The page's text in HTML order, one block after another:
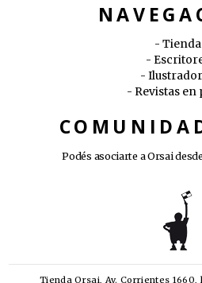
Tienda
Revistas en
Podés asociarte a Orsai
Tienda Orsai, Av. Corrientes 1660,